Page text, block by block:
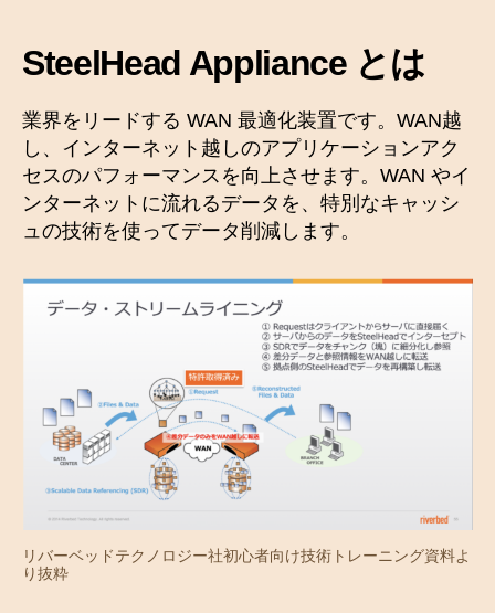
SteelHead Appliance とは
業界をリードする WAN 最適化装置です。WAN越
し、インターネット越しのアプリケーションアク
セスのパフォーマンスを向上させます。WAN やイ
ンターネットに流れるデータを、特別なキャッシ
ュの技術を使ってデータ削減します。
リバーベッドテクノロジー社初心者向け技術トレーニング資料よ
り抜粋